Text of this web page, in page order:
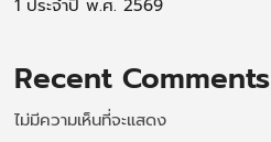
1 ประจำปี พ.ศ. 2569
Recent Comments
ไม่มีความเห็นที่จะแสดง